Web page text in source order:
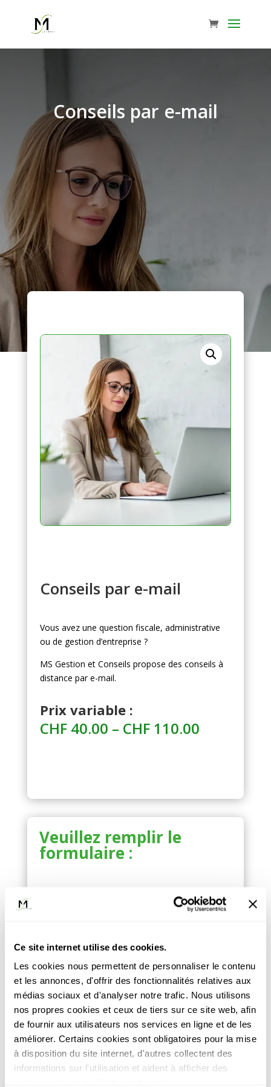
Ce site internet utilise des cookies.
Les cookies nous permettent de personnaliser le contenu
et les annonces, d'offrir des fonctionnalités relatives aux
médias sociaux et d'analyser notre trafic. Nous utilisons
nos propres cookies et ceux de tiers sur ce site web, afin
de fournir aux utilisateurs nos services en ligne et de les
améliorer. Certains cookies sont obligatoires pour la mise
à disposition du site internet, d'autres collectent des
informations sur l'utilisation et aident à afficher des
Conseils par e-mail
Conseils par e-mail
Vous avez une question fiscale, administrative
ou de gestion d’entreprise ?
MS Gestion et Conseils propose des conseils à
distance par e-mail.
Prix variable :
CHF40.00 – CHF110.00
Veuillez remplir le
formulaire :
Nombre de
question(s)
Question(s) et commentaire(s)